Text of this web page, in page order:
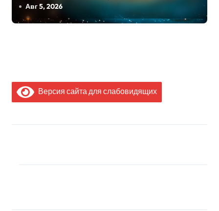
Авг 5, 2026
Версия сайта для слабовидящих